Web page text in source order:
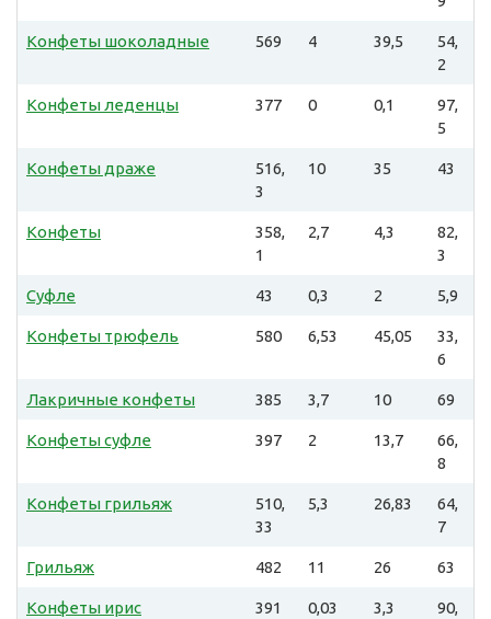
Конфеты шоколадные 569 4 39,5
54,
2
Конфеты леденцы 377 0 0,1
97,
5
Конфеты драже
516,
3
10 35 43
Конфеты
358,
1
2,7 4,3
82,
3
Суфле 43 0,3 2 5,9
Конфеты трюфель 580 6,53 45,05
33,
6
Лакричные конфеты 385 3,7 10 69
Конфеты суфле 397 2 13,7
66,
8
Конфеты грильяж
510,
33
5,3 26,83
64,
7
Грильяж 482 11 26 63
Конфеты ирис 391 0,03 3,3
90,